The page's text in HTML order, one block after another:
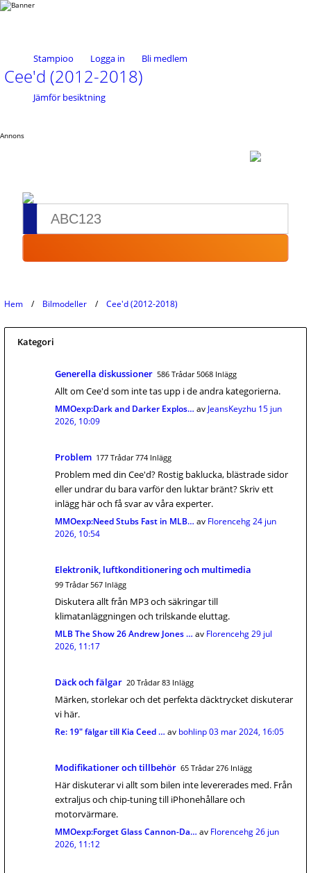
Stampioo Logga in Bli medlem
Jämför besiktning
Cee'd (2012-2018)
Annons
Hem Bilmodeller Cee'd (2012-2018)
Kategori
Generella diskussioner 586 Trådar 5068 Inlägg
Allt om Cee'd som inte tas upp i de andra kategorierna.
MMOexp:Dark and Darker Explos… av JeansKeyzhu 15 jun
2026, 10:09
Problem 177 Trådar 774 Inlägg
Problem med din Cee'd? Rostig baklucka, blästrade sidor
eller undrar du bara varför den luktar bränt? Skriv ett
inlägg här och få svar av våra experter.
MMOexp:Need Stubs Fast in MLB… av Florencehg24 jun
2026, 10:54
Elektronik, luftkonditionering och multimedia
99 Trådar 567 Inlägg
Diskutera allt från MP3 och säkringar till
klimatanläggningen och trilskande eluttag.
MLB The Show 26 Andrew Jones … av Florencehg29 jul
2026, 11:17
Däck och fälgar 20 Trådar 83 Inlägg
Märken, storlekar och det perfekta däcktrycket diskuterar
vi här.
Re: 19" fälgar till Kia Ceed … av bohlinp03 mar 2024, 16:05
Modifikationer och tillbehör 65 Trådar 276 Inlägg
Här diskuterar vi allt som bilen inte levererades med. Från
extraljus och chip-tuning till iPhonehållare och
motorvärmare.
MMOexp:Forget Glass Cannon-Da… av Florencehg26 jun
2026, 11:12